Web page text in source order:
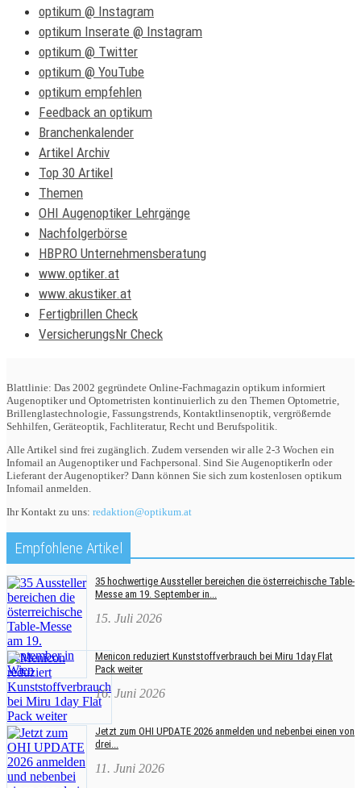
optikum @ Instagram
optikum Inserate @ Instagram
optikum @ Twitter
optikum @ YouTube
optikum empfehlen
Feedback an optikum
Branchenkalender
Artikel Archiv
Top 30 Artikel
Themen
OHI Augenoptiker Lehrgänge
Nachfolgerbörse
HBPRO Unternehmensberatung
www.optiker.at
www.akustiker.at
Fertigbrillen Check
VersicherungsNr Check
Blattlinie: Das 2002 gegründete Online-Fachmagazin optikum informiert
Augenoptiker und Optometristen kontinuierlich zu den Themen Optometrie,
Brillenglastechnologie, Fassungstrends, Kontaktlinsenoptik, vergrößernde
Sehhilfen, Geräteoptik, Fachliteratur, Recht und Berufspolitik.
Alle Artikel sind frei zugänglich. Zudem versenden wir alle 2-3 Wochen ein
Infomail an Augenoptiker und Fachpersonal. Sind Sie AugenoptikerIn oder
Lieferant der Augenoptiker? Dann können Sie sich zum kostenlosen optikum
Infomail anmelden.
Ihr Kontakt zu uns: redaktion@optikum.at
Empfohlene Artikel
35 hochwertige Aussteller bereichen die österreichische Table-
Messe am 19. September in...
15. Juli 2026
Menicon reduziert Kunststoffverbrauch bei Miru 1day Flat
Pack weiter
16. Juni 2026
Jetzt zum OHI UPDATE 2026 anmelden und nebenbei einen von
drei...
11. Juni 2026